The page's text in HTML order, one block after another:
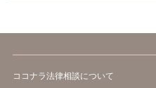
ココナラ法律相談について